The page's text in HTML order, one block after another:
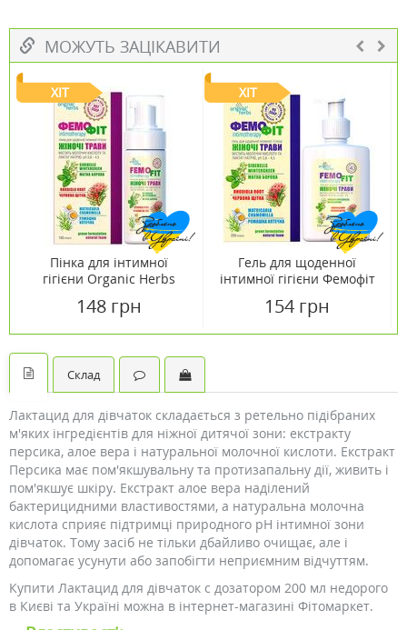
МОЖУТЬ ЗАЦІКАВИТИ
ХІТ
Пінка для інтимної
гігієни Organic Herbs
148 грн
ХІТ
Гель для щоденної
інтимної гігієни Фемофіт
154 грн
Склад
Лактацид для дівчаток складається з ретельно підібраних
м'яких інгредієнтів для ніжної дитячої зони: екстракту
персика, алое вера і натуральної молочної кислоти. Екстракт
Персика має пом'якшувальну та протизапальну дії, живить і
пом'якшує шкіру. Екстракт алое вера наділений
бактерицидними властивостями, а натуральна молочна
кислота сприяє підтримці природного pH інтимної зони
дівчаток. Тому засіб не тільки дбайливо очищає, але і
допомагає усунути або запобігти неприємним відчуттям.
Купити Лактацид для дівчаток c дозатором 200 мл недорого
в Києві та Україні можна в інтернет-магазині Фітомаркет.